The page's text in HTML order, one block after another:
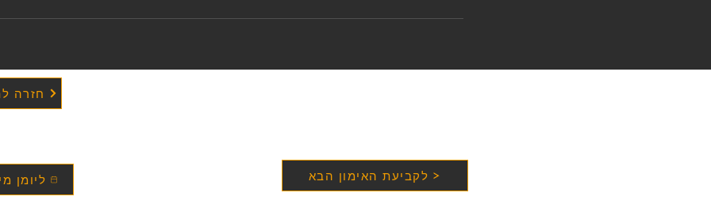
חזרה
ליומן לקביעת האימון הבא